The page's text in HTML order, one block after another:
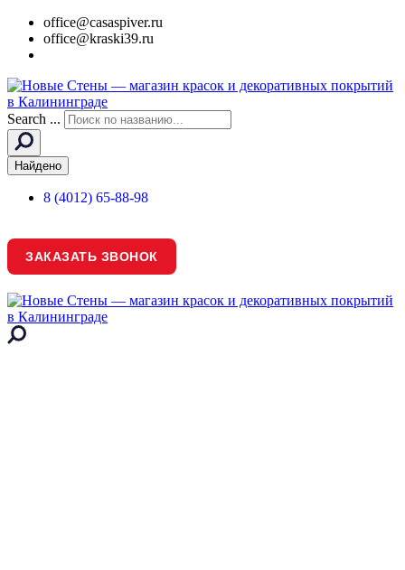
office@casaspiver.ru
office@kraski39.ru
Search ...
Найдено
8 (4012) 65-88-98
ЗАКАЗАТЬ ЗВОНОК